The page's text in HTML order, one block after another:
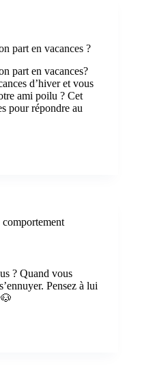
part en vacances ?
part en vacances?
d’hiver et vous
ami poilu ? Cet
pour répondre au
? Quand vous
Pensez à lui